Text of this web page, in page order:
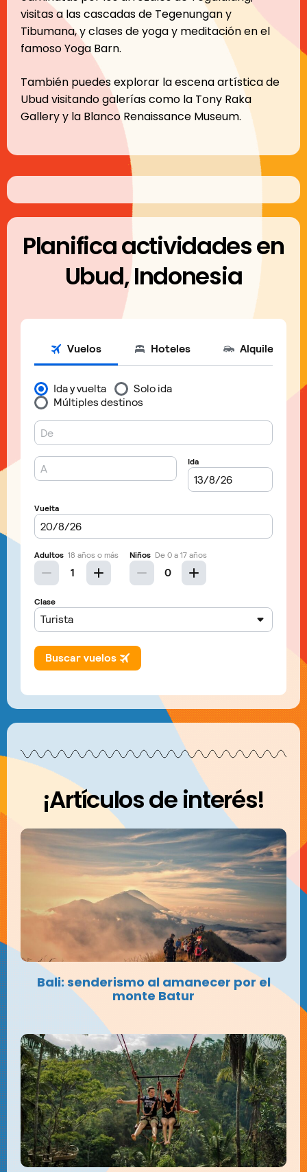
visitas a las cascadas de Tegenungan y
Tibumana, y clases de yoga y meditación en el
famoso Yoga Barn.
También puedes explorar la escena artística de
Ubud visitando galerías como la Tony Raka
Gallery y la Blanco Renaissance Museum.
Planifica actividades en
Ubud, Indonesia
¡Artículos de interés!
Bali: senderismo al amanecer por el
monte Batur